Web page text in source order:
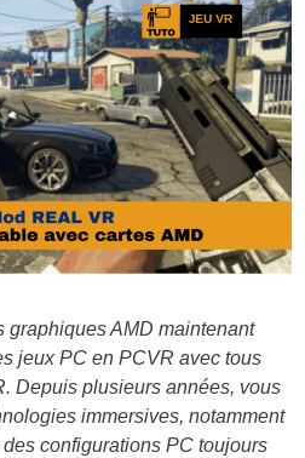
graphiques AMD maintenant
jeux PC en PCVR avec tous
Depuis plusieurs années, vous
immersives, notamment
configurations PC toujours